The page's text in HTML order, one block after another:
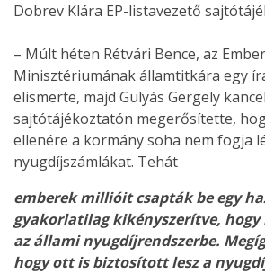
Dobrev Klára EP-listavezető
– Múlt héten Rétvári Bence, az
Minisztériumának államtitkára egy
elismerte, majd Gulyás Gergely
sajtótájékoztatón megerősítette,
ellenére a kormány soha nem fogja
nyugdíjszámlákat. Tehát
emberek millióit csapták be egy
gyakorlatilag kikényszerítve, hogy
az állami nyugdíjrendszerbe.
hogy ott is biztosított lesz a